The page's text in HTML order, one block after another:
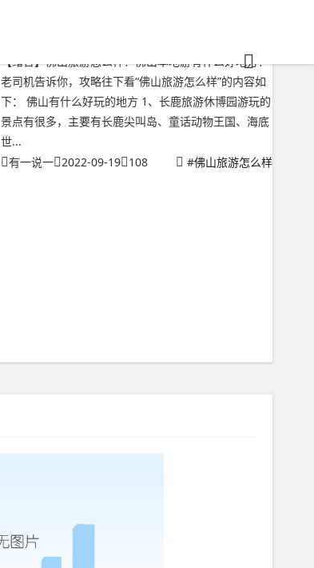
【绪言】佛山旅游怎么样？佛山本地游有什么好地方？
老司机告诉你，攻略往下看“佛山旅游怎么样”的内容如
下： 佛山有什么好玩的地方 1、长鹿旅游休博园游玩的
景点有很多，主要有长鹿尖叫岛、童话动物王国、海底
世...
有一说一 2022-09-19 108 #佛山旅游怎么样